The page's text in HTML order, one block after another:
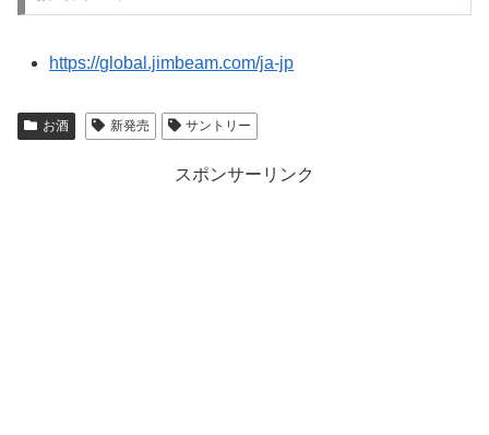
https://global.jimbeam.com/ja-jp
お酒 新発売 サントリー
スポンサーリンク